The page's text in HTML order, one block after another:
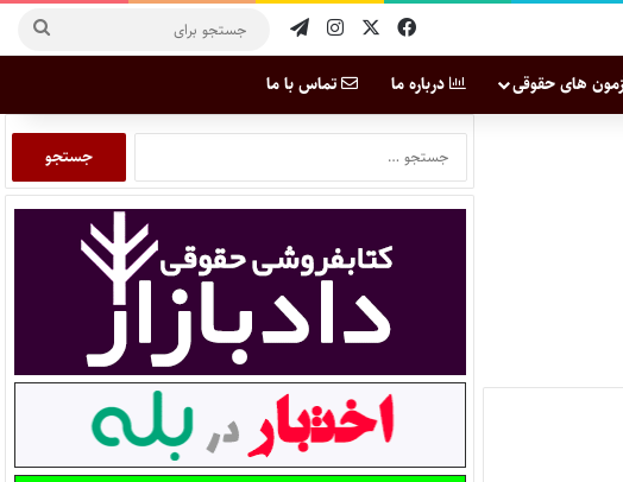
های حقوقی درباره ما تماس با ما